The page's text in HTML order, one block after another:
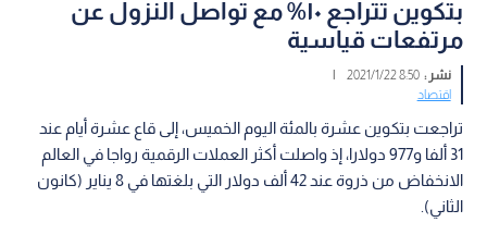
بتكوين تتراجع ١٠% مع تواصل النزول عن
مرتفعات قياسية
نشر :8:50 2021/1/22
|
اقتصاد
تراجعت بتكوين عشرة بالمئة اليوم الخميس، إلى قاع عشرة أيام عند
31 ألفا و977 دولارا، إذ واصلت أكثر العملات الرقمية رواجا في العالم
الانخفاض من ذروة عند 42 ألف دولار التي بلغتها في 8 يناير (كانون
الثاني).